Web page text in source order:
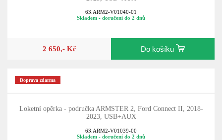
63.ARM2-V01040-01
Skladem - doručení do 2 dnů
2 650,- Kč Do košíku
Doprava zdarma
Loketní opěrka - područka ARMSTER 2, Ford Connect II, 2018-
2023, USB+AUX
63.ARM2-V01039-00
Skladem - doručení do 2 dnů